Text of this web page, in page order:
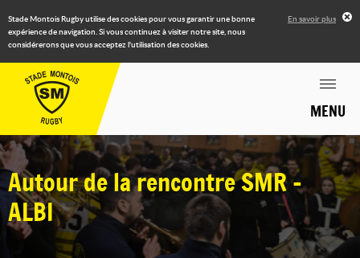
Stade Montois Rugby utilise des cookies pour vous garantir une bonne
expérience de navigation. Si vous continuez à visiter notre site, nous
considérerons que vous acceptez l'utilisation des cookies.
En savoir plus
MENU
Autour de la rencontre SMR -
ALBI